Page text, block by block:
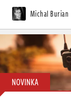
Michal Burian
NOVINKA